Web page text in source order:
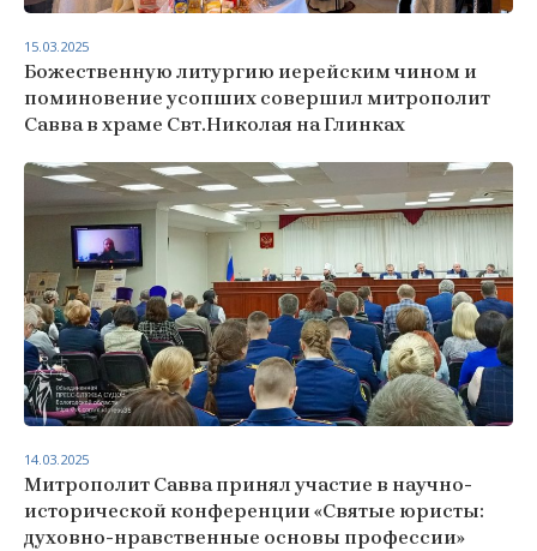
Божественную литургию иерейским чином и
поминовение усопших совершил митрополит
Савва в храме Свт.Николая на Глинках
15.03.2025
Митрополит Савва принял участие в научно-
исторической конференции «Святые юристы:
духовно-нравственные основы профессии»
14.03.2025